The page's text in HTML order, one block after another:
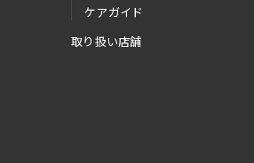
ケアガイド
取り扱い店舗